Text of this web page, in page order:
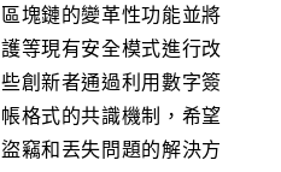
塊鏈的變革性功能並將
等現有安全模式進行改
創新者通過利用數字簽
格式的共識機制，希望
竊和丟失問題的解決方